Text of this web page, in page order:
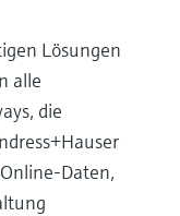
Lösungen
alle
die
Daten,